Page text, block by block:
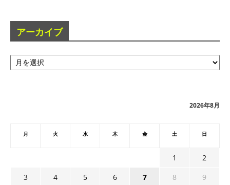
アーカイブ
ア
ー
2026年8月
月 火 水 木 金 土 日
1
2
3
4 5 6 7 8
9